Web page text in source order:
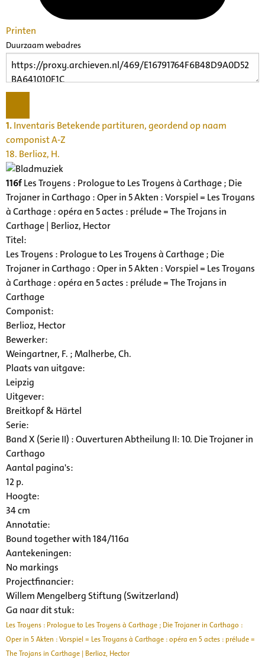
Printen
Duurzaam webadres
1.Inventaris Betekende partituren, geordend op naam
componist A-Z
18. Berlioz, H.
116fLes Troyens : Prologue to Les Troyens à Carthage ; Die
Trojaner in Carthago : Oper in 5 Akten : Vorspiel = Les Troyans
à Carthage : opéra en 5 actes : prélude = The Trojans in
Carthage | Berlioz, Hector
Titel:
Les Troyens : Prologue to Les Troyens à Carthage ; Die
Trojaner in Carthago : Oper in 5 Akten : Vorspiel = Les Troyans
à Carthage : opéra en 5 actes : prélude = The Trojans in
Carthage
Componist:
Berlioz, Hector
Bewerker:
Weingartner, F. ; Malherbe, Ch.
Plaats van uitgave:
Leipzig
Uitgever:
Breitkopf & Härtel
Serie:
Band X (Serie II) : Ouverturen Abtheilung II: 10. Die Trojaner in
Carthago
Aantal pagina's:
12 p.
Hoogte:
34 cm
Annotatie:
Bound together with 184/116a
Aantekeningen:
No markings
Projectfinancier:
Willem Mengelberg Stiftung (Switzerland)
Ga naar dit stuk:
Les Troyens : Prologue to Les Troyens à Carthage ; Die Trojaner in Carthago :
Oper in 5 Akten : Vorspiel = Les Troyans à Carthage : opéra en 5 actes : prélude =
The Trojans in Carthage | Berlioz, Hector